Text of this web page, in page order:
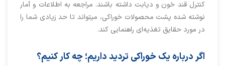
کنترل قند خون و دیابت داشته باشند. مراجعه به اطلاعات و آمار
نوشته شده پشت محصولات خوراکی، میتواند تا حد زیادی شما را
در مورد حقایق تغذیه‌ای راهنمایی کند.
اگر درباره یک خوراکی تردید داریم؛ چه کار کنیم؟